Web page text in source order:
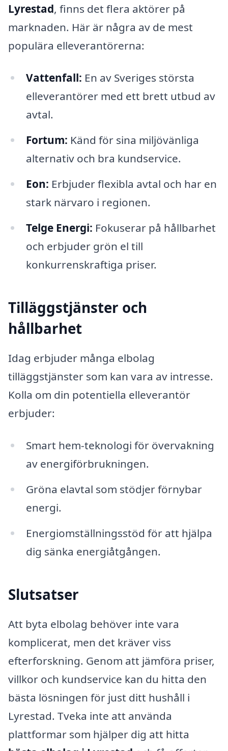
Lyrestad, finns det flera aktörer på
marknaden. Här är några av de mest
populära elleverantörerna:
Vattenfall: En av Sveriges största
elleverantörer med ett brett utbud av
avtal.
Fortum: Känd för sina miljövänliga
alternativ och bra kundservice.
Eon: Erbjuder flexibla avtal och har en
stark närvaro i regionen.
Telge Energi: Fokuserar på hållbarhet
och erbjuder grön el till
konkurrenskraftiga priser.
Tilläggstjänster och
hållbarhet
Idag erbjuder många elbolag
tilläggstjänster som kan vara av intresse.
Kolla om din potentiella elleverantör
erbjuder:
Smart hem-teknologi för övervakning
av energiförbrukningen.
Gröna elavtal som stödjer förnybar
energi.
Energiomställningsstöd för att hjälpa
dig sänka energiåtgången.
Slutsatser
Att byta elbolag behöver inte vara
komplicerat, men det kräver viss
efterforskning. Genom att jämföra priser,
villkor och kundservice kan du hitta den
bästa lösningen för just ditt hushåll i
Lyrestad. Tveka inte att använda
plattformar som hjälper dig att hitta